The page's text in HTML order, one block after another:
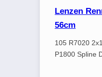
Lenzen
56cm
105 R7020
P1800 Spline